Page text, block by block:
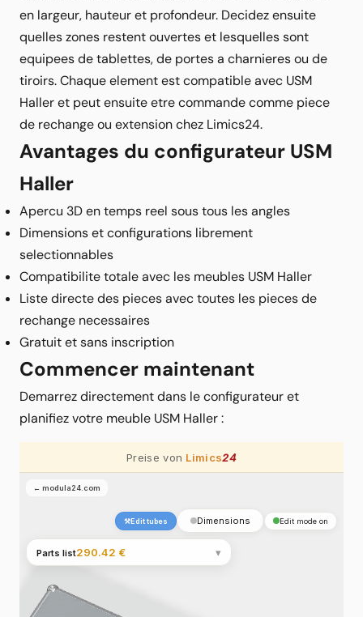
en largeur, hauteur et profondeur. Decidez ensuite
quelles zones restent ouvertes et lesquelles sont
equipees de tablettes, de portes a charnieres ou de
tiroirs. Chaque element est compatible avec USM
Haller et peut ensuite etre commande comme piece
de rechange ou extension chez Limics24.
Avantages du configurateur USM
Haller
Apercu 3D en temps reel sous tous les angles
Dimensions et configurations librement
selectionnables
Compatibilite totale avec les meubles USM Haller
Liste directe des pieces avec toutes les pieces de
rechange necessaires
Gratuit et sans inscription
Commencer maintenant
Demarrez directement dans le configurateur et
planifiez votre meuble USM Haller :